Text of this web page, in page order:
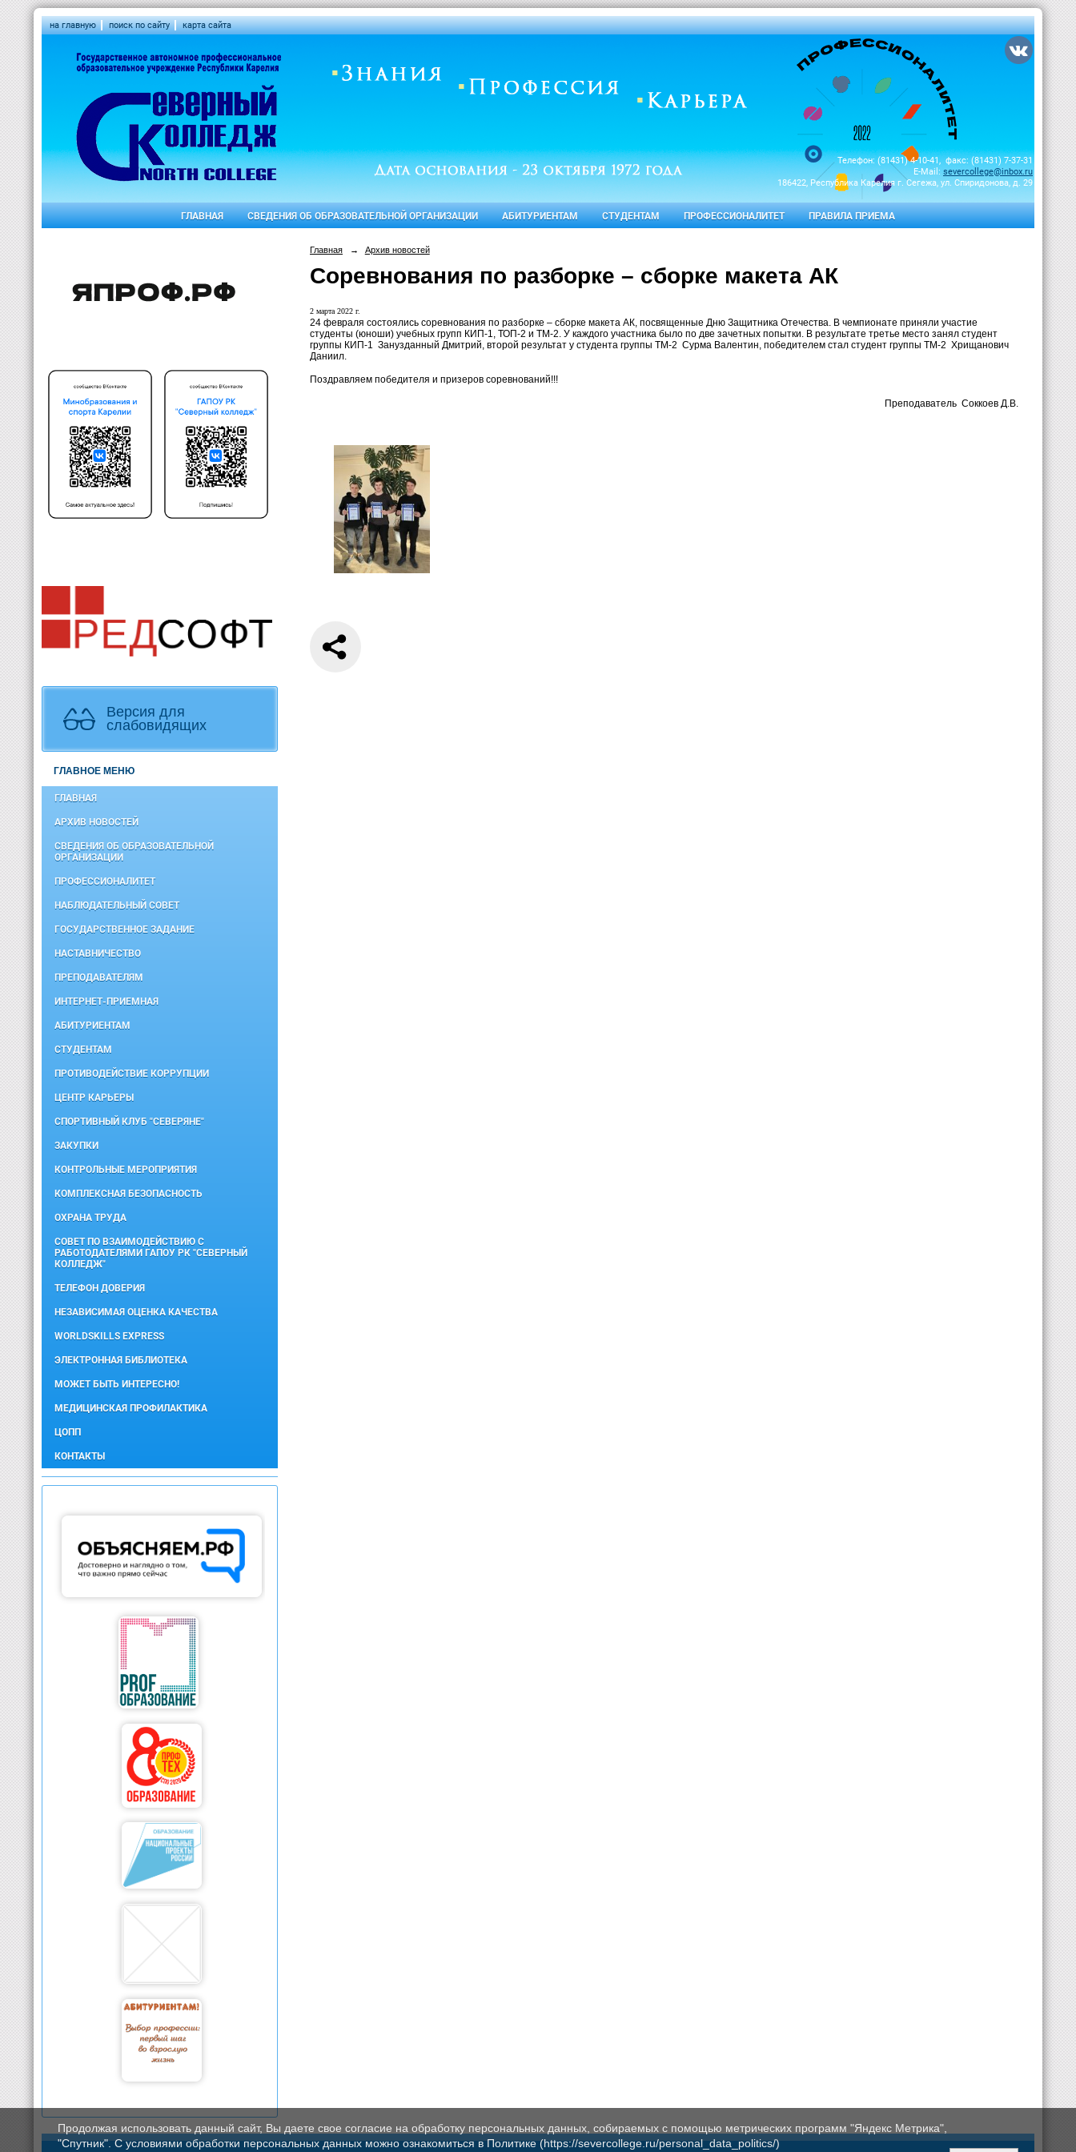
на главную поиск по сайту карта сайта
Телефон: (81431) 4-10-41, факс: (81431) 7-37-31
E-Mail: severcollege@inbox.ru
186422, Республика Карелия г. Сегежа, ул. Спиридонова, д. 29
ГЛАВНАЯ СВЕДЕНИЯ ОБ ОБРАЗОВАТЕЛЬНОЙ ОРГАНИЗАЦИИ АБИТУРИЕНТАМ СТУДЕНТАМ ПРОФЕССИОНАЛИТЕТ ПРАВИЛА ПРИЕМА
Версия для
слабовидящих
ГЛАВНОЕ МЕНЮ
ГЛАВНАЯ
АРХИВ НОВОСТЕЙ
СВЕДЕНИЯ ОБ ОБРАЗОВАТЕЛЬНОЙ
ОРГАНИЗАЦИИ
ПРОФЕССИОНАЛИТЕТ
НАБЛЮДАТЕЛЬНЫЙ СОВЕТ
ГОСУДАРСТВЕННОЕ ЗАДАНИЕ
НАСТАВНИЧЕСТВО
ПРЕПОДАВАТЕЛЯМ
ИНТЕРНЕТ-ПРИЕМНАЯ
АБИТУРИЕНТАМ
СТУДЕНТАМ
ПРОТИВОДЕЙСТВИЕ КОРРУПЦИИ
ЦЕНТР КАРЬЕРЫ
СПОРТИВНЫЙ КЛУБ "СЕВЕРЯНЕ"
ЗАКУПКИ
КОНТРОЛЬНЫЕ МЕРОПРИЯТИЯ
КОМПЛЕКСНАЯ БЕЗОПАСНОСТЬ
ОХРАНА ТРУДА
СОВЕТ ПО ВЗАИМОДЕЙСТВИЮ С
РАБОТОДАТЕЛЯМИ ГАПОУ РК "СЕВЕРНЫЙ
КОЛЛЕДЖ"
ТЕЛЕФОН ДОВЕРИЯ
НЕЗАВИСИМАЯ ОЦЕНКА КАЧЕСТВА
WORLDSKILLS EXPRESS
ЭЛЕКТРОННАЯ БИБЛИОТЕКА
МОЖЕТ БЫТЬ ИНТЕРЕСНО!
МЕДИЦИНСКАЯ ПРОФИЛАКТИКА
ЦОПП
КОНТАКТЫ
Главная → Архив новостей
Соревнования по разборке – сборке макета АК
2 марта 2022 г.
24 февраля состоялись соревнования по разборке – сборке макета АК, посвященные Дню Защитника Отечества. В чемпионате приняли участие
студенты (юноши) учебных групп КИП-1, ТОП-2 и ТМ-2. У каждого участника было по две зачетных попытки. В результате третье место занял студент
группы КИП-1
Занузданный Дмитрий, второй результат у студента группы ТМ-2 Сурма Валентин, победителем стал студент группы ТМ-2 Хрищанович
Даниил.
Поздравляем победителя и призеров соревнований!!!
Преподаватель Соккоев Д.В.
Продолжая использовать данный сайт, Вы даете свое согласие на обработку персональных данных, собираемых с помощью метрических программ "Яндекс Метрика",
"Спутник". С условиями обработки персональных данных можно ознакомиться в Политике (https://severcollege.ru/personal_data_politics/)